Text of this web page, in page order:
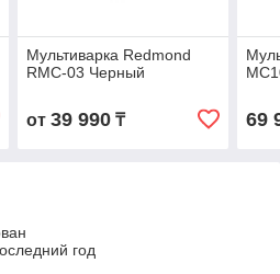
Мультиварка Redmond
RMC-03 Черный
от 39 990₸ 69
год